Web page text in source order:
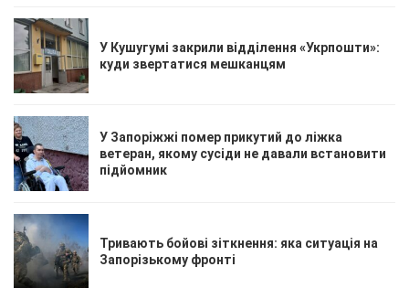
У Кушугумі закрили відділення «Укрпошти»:
куди звертатися мешканцям
У Запоріжжі помер прикутий до ліжка
ветеран, якому сусіди не давали встановити
підйомник
Тривають бойові зіткнення: яка ситуація на
Запорізькому фронті